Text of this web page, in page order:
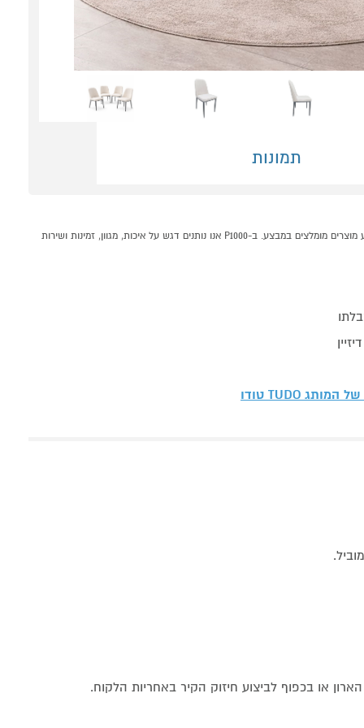
תמונות
רביעיית כיסאות אוכל מונקו שמנת מבית Tudo Design קונים אונליין בקטגוריית כיסאות לפינות אוכל במחלקת רהיטים לבית בP1000 - אתר קניות ישראלי בטוח, משתלם ונוח המציע מוצרים מומלצים במבצע. ב-P1000 אנו נותנים דגש על איכות, מגוון, זמינות ושירות
של המותג TUDO טודו
או בכפוף לביצוע חיזוק הקיר באחריות הלקוח.